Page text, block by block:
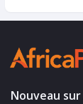
Nouveau